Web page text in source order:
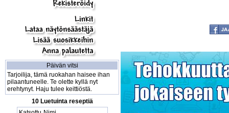
Päivän vitsi
Tarjoilija, tämä ruokahan haisee ihan
pilaantuneelle. Te olette kyllä nyt
erehtynyt. Haju tulee keittiöstä.
10 Luetuinta reseptiä